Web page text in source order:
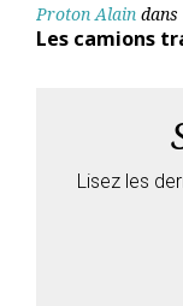
Proton Alain dans
Les camions
Lisez les